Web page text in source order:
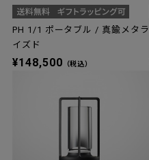
PH 1/1 ポータブル / 真鍮メタラ
イズド
¥148,500 （税込）